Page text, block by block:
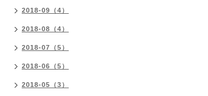
2018-09（4）
2018-08（4）
2018-07（5）
2018-06（5）
2018-05（3）